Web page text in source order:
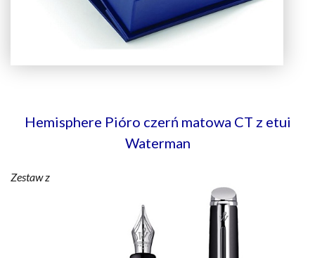
Hemisphere Pióro czerń matowa CT z etui
Waterman
Zestaw z